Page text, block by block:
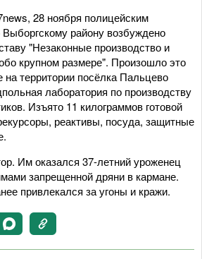
28 ноября полицейским
району возбуждено
"Незаконные производство и
крупном размере". Произошло это
на территории посёлка Пальцево
лаборатория по производству
Изъято 11 килограммов готовой
реактивы, посуда, защитные
Им оказался 37-летний уроженец
запрещенной дряни в кармане.
привлекался за угоны и кражи.